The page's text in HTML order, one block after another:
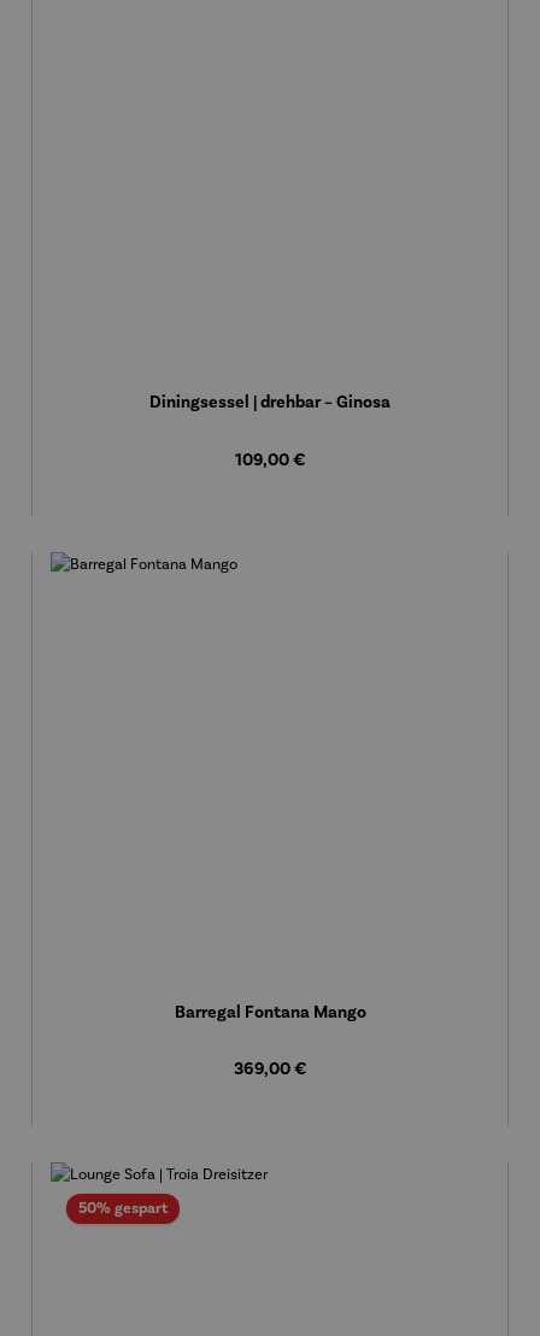
Diningsessel | drehbar – Ginosa
Regulärer Preis:
109,00 €
Barregal Fontana Mango
Regulärer Preis:
369,00 €
50% gespartRabatt